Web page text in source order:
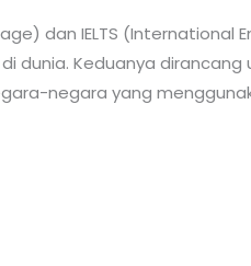
dan IELTS
dunia. Keduanya dirancang
negara yang